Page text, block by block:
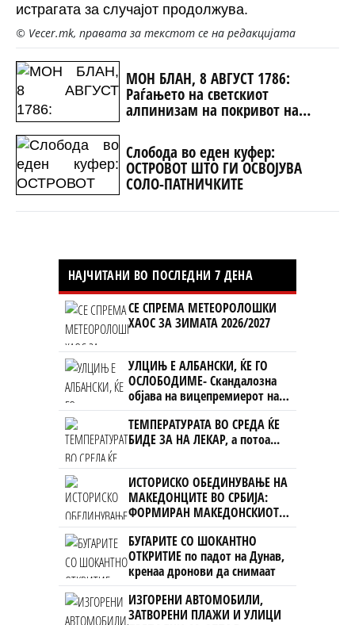
истрагата за случајот продолжува.
© Vecer.mk, правата за текстот се на редакцијата
МОН БЛАН, 8 АВГУСТ 1786:
Раѓањето на светскиот
алпинизам на покривот на
Слобода во еден куфер:
ОСТРОВОТ ШТО ГИ ОСВОЈУВА
СОЛО-ПАТНИЧКИТЕ
НАЈЧИТАНИ ВО ПОСЛЕДНИ 7 ДЕНА
СЕ СПРЕМА МЕТЕОРОЛОШКИ
ХАОС ЗА ЗИМАТА 2026/2027
УЛЦИЊ Е АЛБАНСКИ, ЌЕ ГО
ОСЛОБОДИМЕ- Скандалозна
објава на вицепремиерот на
Црна Гора
ТЕМПЕРАТУРАТА ВО СРЕДА ЌЕ
БИДЕ ЗА НА ЛЕКАР, а потоа...
ИСТОРИСКО ОБЕДИНУВАЊЕ НА
МАКЕДОНЦИТЕ ВО СРБИЈА:
ФОРМИРАН МАКЕДОНСКИОТ
НАЦИОНАЛЕН СОЈУЗ
БУГАРИТЕ СО ШОКАНТНО
ОТКРИТИЕ по падот на Дунав,
кренаа дронови да снимаат
ИЗГОРЕНИ АВТОМОБИЛИ,
ЗАТВОРЕНИ ПЛАЖИ И УЛИЦИ